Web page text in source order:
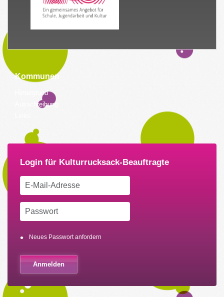
Kommunen
Hintergrund
Ausschreibung
Neues Passwort anfordern